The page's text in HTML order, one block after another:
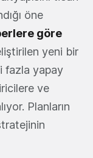
öne
göre
yeni bir
fazla yapay
ve
Planların